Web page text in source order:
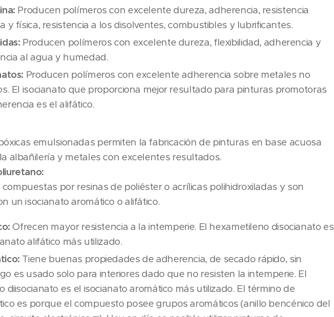
Producen polímeros con excelente dureza, adherencia, resistencia
y física, resistencia a los disolventes, combustibles y lubrificantes.
Producen polímeros con excelente dureza, flexibilidad, adherencia y
al agua y humedad.
Producen polímeros con excelente adherencia sobre metales no
El isocianato que proporciona mejor resultado para pinturas promotoras
es el alifático.
emulsionadas permiten la fabricación de pinturas en base acuosa
albañilería y metales con excelentes resultados.
por resinas de poliéster o acrílicas polihidroxiladas y son
un isocianato aromático o alifático.
Ofrecen mayor resistencia a la intemperie. El hexametileno disocianato es
alifático más utilizado.
Tiene buenas propiedades de adherencia, de secado rápido, sin
es usado solo para interiores dado que no resisten la intemperie. El
diisocianato es el isocianato aromático más utilizado. El término de
es porque el compuesto posee grupos aromáticos (anillo bencénico del